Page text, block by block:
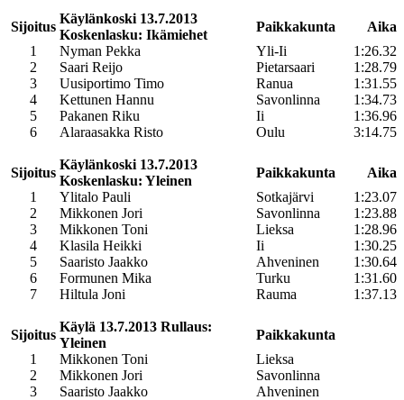
Sijoitus
Käylänkoski 13.7.2013
Koskenlasku: Ikämiehet
Paikkakunta
Aika
1
Nyman Pekka Yli-Ii
1:26.32
2
Saari Reijo Pietarsaari
1:28.79
3
Uusiportimo Timo Ranua
1:31.55
4
Kettunen Hannu Savonlinna
1:34.73
5
Pakanen Riku Ii
1:36.96
6
Alaraasakka Risto Oulu 3:14.75
Sijoitus
Käylänkoski 13.7.2013
Koskenlasku: Yleinen
Paikkakunta
Aika
1
Ylitalo Pauli Sotkajärvi
1:23.07
2
Mikkonen Jori Savonlinna
1:23.88
3
Mikkonen Toni Lieksa
1:28.96
4
Klasila Heikki Ii
1:30.25
5
Saaristo Jaakko Ahveninen
1:30.64
6
Formunen Mika Turku
1:31.60
7
Hiltula Joni Rauma 1:37.13
Sijoitus
Käylä 13.7.2013 Rullaus:
Yleinen
Paikkakunta
1
Mikkonen Toni
Lieksa
2
Mikkonen Jori
Savonlinna
3
Saaristo Jaakko Ahveninen